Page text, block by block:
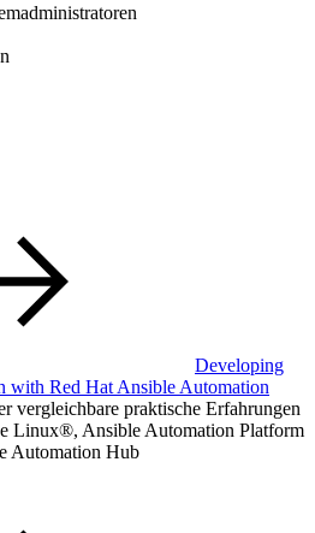
Developing
with Red Hat Ansible Automation
vergleichbare praktische Erfahrungen
Linux®, Ansible Automation Platform
Automation Hub